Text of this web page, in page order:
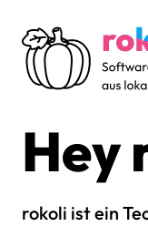
Hey
rokoli ist ein